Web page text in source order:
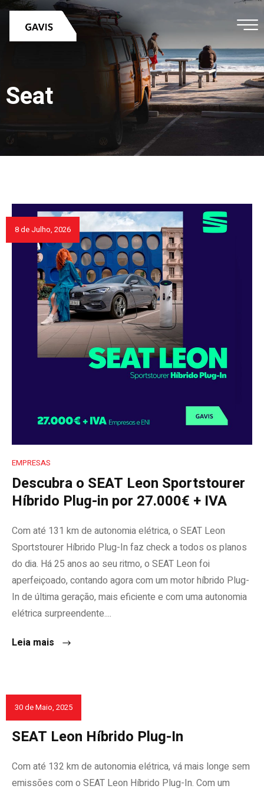
Seat
8 de Julho, 2026
EMPRESAS
Descubra o SEAT Leon Sportstourer
Híbrido Plug-in por 27.000€ + IVA
Com até 131 km de autonomia elétrica, o SEAT Leon
Sportstourer Híbrido Plug-In faz check a todos os planos
do dia. Há 25 anos ao seu ritmo, o SEAT Leon foi
aperfeiçoado, contando agora com um motor híbrido Plug-
In de última geração, mais eficiente e com uma autonomia
elétrica surpreendente....
Leia mais
30 de Maio, 2025
SEAT Leon Híbrido Plug-In
Com até 132 km de autonomia elétrica, vá mais longe sem
emissões com o SEAT Leon Híbrido Plug-In. Com um